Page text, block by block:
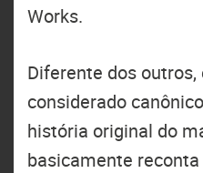
Works.
Diferente dos
considerado
história original do
basicamente